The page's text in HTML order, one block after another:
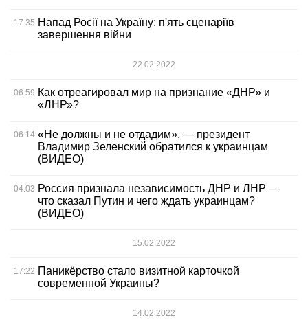
17:35 Напад Росії на Україну: п'ять сценаріїв
завершення війни
22.02.2022
06:59 Как отреагировал мир на признание «ДНР» и
«ЛНР»?
06:14 «Не должны и не отдадим», — президент
Владимир Зеленский обратился к украинцам
(ВИДЕО)
04:03 Россия признала независимость ДНР и ЛНР —
что сказал Путин и чего ждать украинцам?
(ВИДЕО)
15.02.2022
17:22 Паникёрство стало визитной карточкой
современной Украины?
14.02.2022